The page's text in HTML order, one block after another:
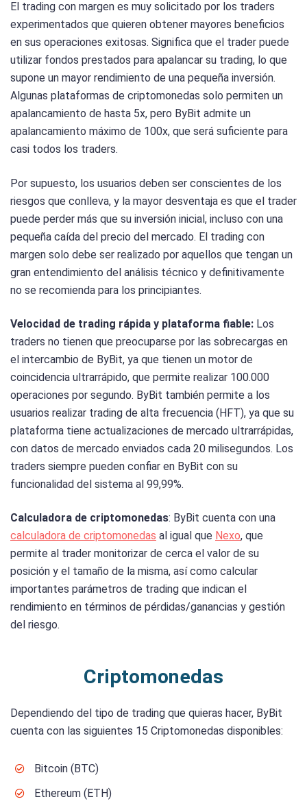
El trading con margen es muy solicitado por los traders
experimentados que quieren obtener mayores beneficios
en sus operaciones exitosas. Significa que el trader puede
utilizar fondos prestados para apalancar su trading, lo que
supone un mayor rendimiento de una pequeña inversión.
Algunas plataformas de criptomonedas solo permiten un
apalancamiento de hasta 5x, pero ByBit admite un
apalancamiento máximo de 100x, que será suficiente para
casi todos los traders.
Por supuesto, los usuarios deben ser conscientes de los
riesgos que conlleva, y la mayor desventaja es que el trader
puede perder más que su inversión inicial, incluso con una
pequeña caída del precio del mercado. El trading con
margen solo debe ser realizado por aquellos que tengan un
gran entendimiento del análisis técnico y definitivamente
no se recomienda para los principiantes.
Velocidad de trading rápida y plataforma fiable: Los
traders no tienen que preocuparse por las sobrecargas en
el intercambio de ByBit, ya que tienen un motor de
coincidencia ultrarrápido, que permite realizar 100.000
operaciones por segundo. ByBit también permite a los
usuarios realizar trading de alta frecuencia (HFT), ya que su
plataforma tiene actualizaciones de mercado ultrarrápidas,
con datos de mercado enviados cada 20 milisegundos. Los
traders siempre pueden confiar en ByBit con su
funcionalidad del sistema al 99,99%.
Calculadora de criptomonedas: ByBit cuenta con una
calculadora de criptomonedas al igual que Nexo, que
permite al trader monitorizar de cerca el valor de su
posición y el tamaño de la misma, así como calcular
importantes parámetros de trading que indican el
rendimiento en términos de pérdidas/ganancias y gestión
del riesgo.
Criptomonedas
Dependiendo del tipo de trading que quieras hacer, ByBit
cuenta con las siguientes 15 Criptomonedas disponibles:
Bitcoin (BTC)
Ethereum (ETH)